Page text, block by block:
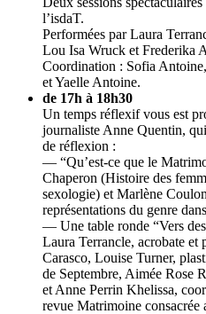
l’isdaT.
Performées par Laura
Lou Isa Wruck et Frederika
Coordination : Sofia
et Yaelle Antoine.
de 17h à 18h30
Un temps réflexif vous est
journaliste Anne Quentin,
de réflexion :
— “Qu’est-ce que le
Chaperon (Histoire des
sexologie) et Marlène
représentations du genre
— Une table ronde “Vers
Laura Terrancle, acrobate et
Carasco, Louise Turner,
de Septembre, Aimée Rose
et Anne Perrin Khelissa,
revue Matrimoine consacrée